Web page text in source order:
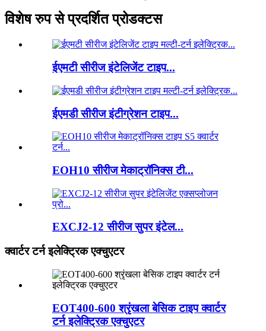
विशेष रुप से प्रदर्शित प्रोडक्टस
ईएमटी सीरीज इंटेलिजेंट टाइप...
ईएमडी सीरीज इंटीग्रेशन टाइप...
EOH10 सीरीज मेकाट्रॉनिक्स टी...
EXCJ2-12 सीरीज सुपर इंटेल...
क्वार्टर टर्न इलेक्ट्रिक एक्चुएटर
EOT400-600 श्रृंखला बेसिक टाइप क्वार्टर
टर्न इलेक्ट्रिक एक्चुएटर